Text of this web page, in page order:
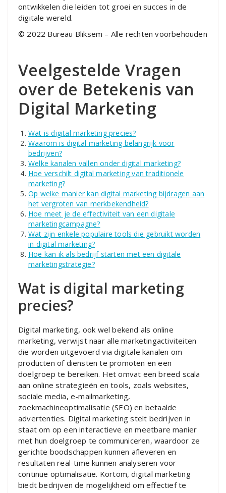
ontwikkelen die leiden tot groei en succes in de
digitale wereld.
© 2022 Bureau Bliksem – Alle rechten voorbehouden
Veelgestelde Vragen
over de Betekenis van
Digital Marketing
Wat is digital marketing precies?
Waarom is digital marketing belangrijk voor
bedrijven?
Welke kanalen vallen onder digital marketing?
Hoe verschilt digital marketing van traditionele
marketing?
Op welke manier kan digital marketing bijdragen aan
het vergroten van merkbekendheid?
Hoe meet je de effectiviteit van een digitale
marketingcampagne?
Wat zijn enkele populaire tools die gebruikt worden
in digital marketing?
Hoe kan ik als bedrijf starten met een digitale
marketingstrategie?
Wat is digital marketing
precies?
Digital marketing, ook wel bekend als online
marketing, verwijst naar alle marketingactiviteiten
die worden uitgevoerd via digitale kanalen om
producten of diensten te promoten en een
doelgroep te bereiken. Het omvat een breed scala
aan online strategieën en tools, zoals websites,
sociale media, e-mailmarketing,
zoekmachineoptimalisatie (SEO) en betaalde
advertenties. Digital marketing stelt bedrijven in
staat om op een interactieve en meetbare manier
met hun doelgroep te communiceren, waardoor ze
gerichte boodschappen kunnen afleveren en
resultaten real-time kunnen analyseren voor
continue optimalisatie. Kortom, digital marketing
biedt bedrijven de mogelijkheid om effectief te